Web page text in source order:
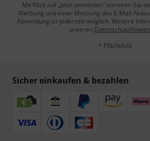
Mit Klick auf „Jetzt anmelden“ stimmen Sie
Werbung und einer Messung des E-Mail-
Abmeldung ist jederzeit möglich. Weitere
unseren
* Pflichtfeld
Sicher einkaufen & bezahlen